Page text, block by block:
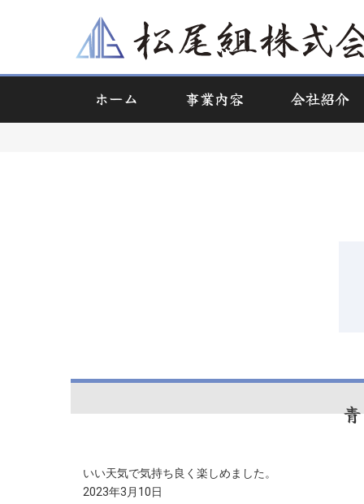
ホーム 事業内容 会社紹介
いい天気で気持ち良く楽しめました。
2023年3月10日